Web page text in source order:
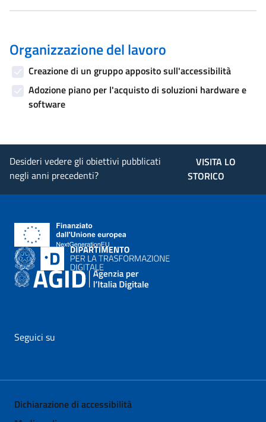
Organizzazione del lavoro
Creazione di un gruppo apposito sull'accessibilità
Adozione piano per l'acquisto di soluzioni hardware e
software
Desideri vedere gli obiettivi pubblicati
negli anni precedenti?
VISITA LO
STORICO
Seguici su
Dichiarazione di accessibilità